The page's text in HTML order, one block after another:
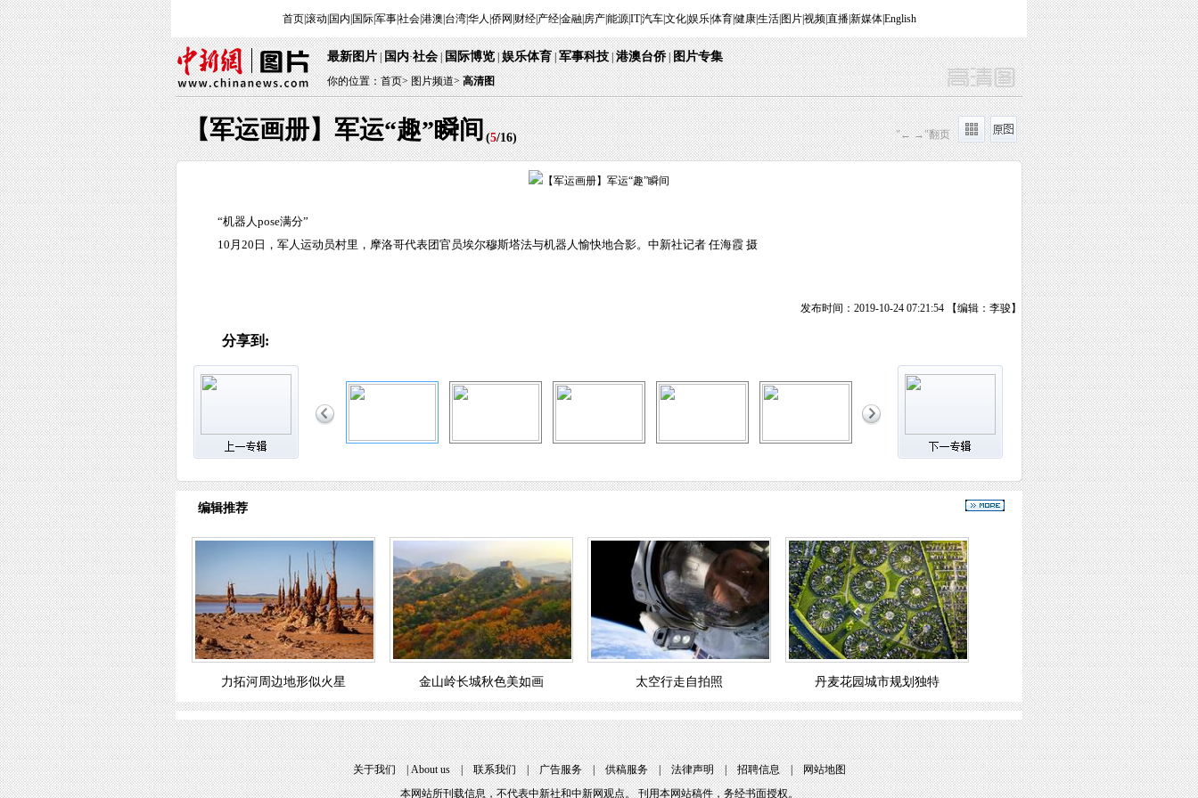
首页|滚动 国内 国际|军事|社会|港澳 台湾|华人 侨网 财经| 产经|金融| 房产|能源|IT|汽车|文化|娱乐|体育|健康|生活| 图片|视频|直播|新媒体|English
最新图片|国内·社会|国际博览|娱乐体育 |军事科技|港澳台侨|图片专集
你的位置：首页>图片频道> 高清图
【军运画册】军运“趣”瞬间(5/16) "← →"翻页
“机器人pose满分”
10月20日，军人运动员村里，摩洛哥代表团官员埃尔穆斯塔法与机器人愉快地合影。中新社记者 任海霞 摄
发布时间：2019-10-24 07:21:54 【编辑：李骏】
分享到:
编辑推荐
力拓河周边地形似火星 金山岭长城秋色美如画 太空行走自拍照 丹麦花园城市规划独特
关于我们|About us|联系我们|广告服务|供稿服务|法律声明|招聘信息|网站地图
本网站所刊载信息，不代表中新社和中新网观点。 刊用本网站稿件，务经书面授权。